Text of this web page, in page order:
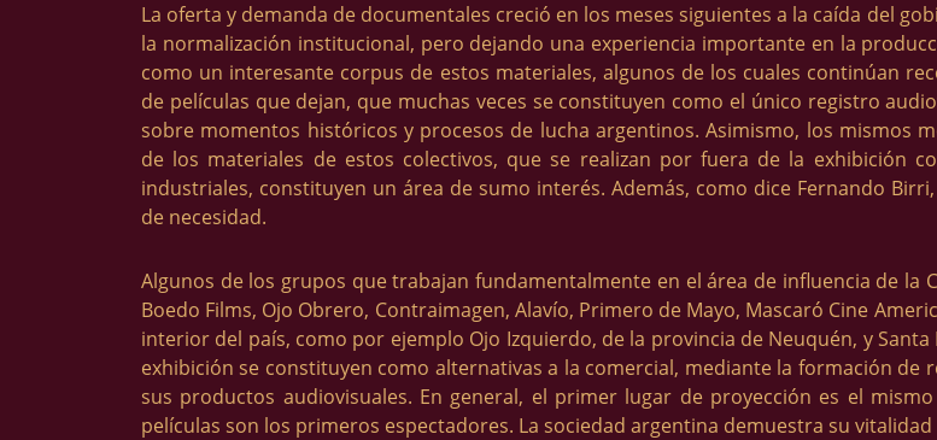
La oferta y demanda de documentales creció en los meses siguientes a la caída del
la normalización institucional, pero dejando una experiencia importante en la
como un interesante corpus de estos materiales, algunos de los cuales continúan
de películas que dejan, que muchas veces se constituyen como el único registro
sobre momentos históricos y procesos de lucha argentinos. Asimismo, los mismos
de los materiales de estos colectivos, que se realizan por fuera de la exhibición
industriales, constituyen un área de sumo interés. Además, como dice Fernando
de necesidad.
Algunos de los grupos que trabajan fundamentalmente en el área de influencia de la
Boedo Films, Ojo Obrero, Contraimagen, Alavío, Primero de Mayo, Mascaró Cine
interior del país, como por ejemplo Ojo Izquierdo, de la provincia de Neuquén, y
exhibición se constituyen como alternativas a la comercial, mediante la formación de
sus productos audiovisuales. En general, el primer lugar de proyección es el
películas son los primeros espectadores. La sociedad argentina demuestra su